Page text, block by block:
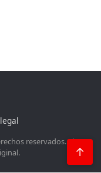
reservados. Si
↑